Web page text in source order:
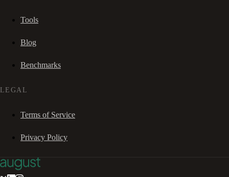
Tools
Blog
Benchmarks
LEGAL
Terms of Service
Privacy Policy